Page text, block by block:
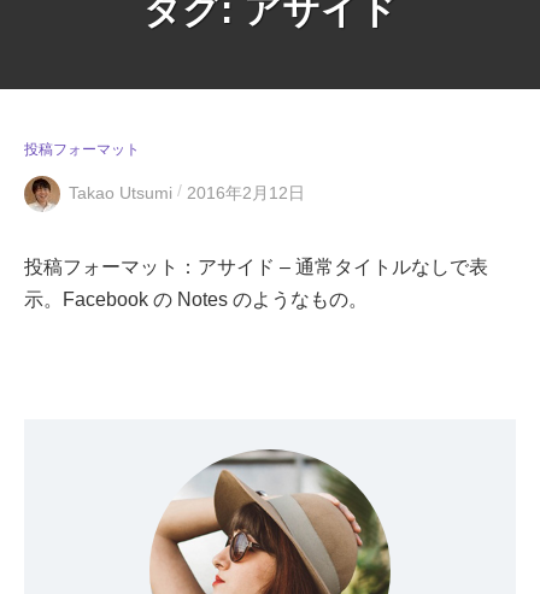
タグ: アサイド
投稿フォーマット
Takao Utsumi / 2016年2月12日
投稿フォーマット：アサイド – 通常タイトルなしで表
示。Facebook の Notes のようなもの。